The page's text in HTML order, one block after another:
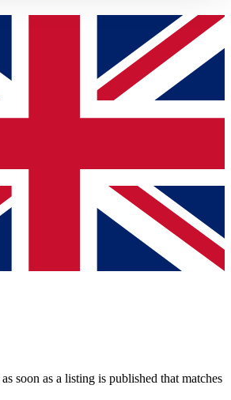
soon as a listing is published that matches